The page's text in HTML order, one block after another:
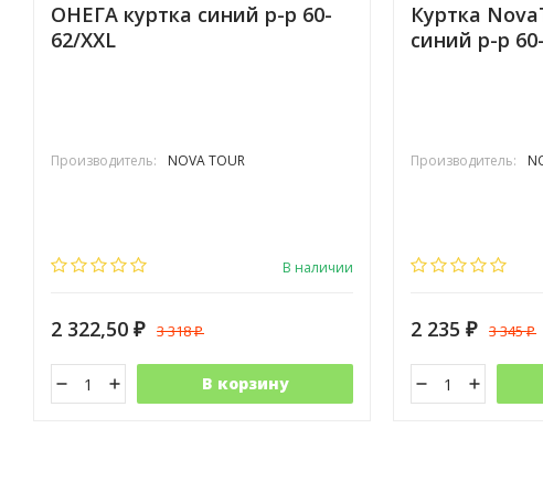
ОНЕГА куртка синий р-р 60-
62/XXL
Производитель: NOVA TOUR
В наличии
2 322,50 ₽ 3 318₽
В корзину
Куртка
синий р-р
Производитель:
2 235 ₽ 3 345₽